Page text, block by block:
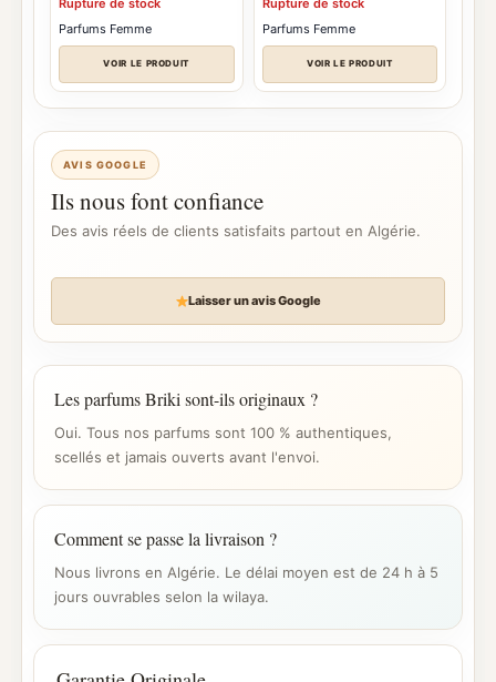
Parfums Femme
VOIR LE PRODUIT
Parfums Femme
VOIR LE PRODUIT
AVIS GOOGLE
Ils nous font confiance
Des avis réels de clients satisfaits partout en Algérie.
Laisser un avis Google
Les parfums Briki sont-ils originaux ?
Oui. Tous nos parfums sont 100 % authentiques,
scellés et jamais ouverts avant l'envoi.
Comment se passe la livraison ?
Nous livrons en Algérie. Le délai moyen est de 24 h à 5
jours ouvrables selon la wilaya.